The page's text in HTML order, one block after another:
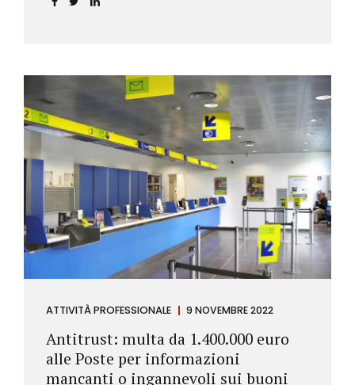
ATTIVITÀ PROFESSIONALE 9 NOVEMBRE 2022
Antitrust: multa da 1.400.000 euro
alle Poste per informazioni
mancanti o ingannevoli sui buoni